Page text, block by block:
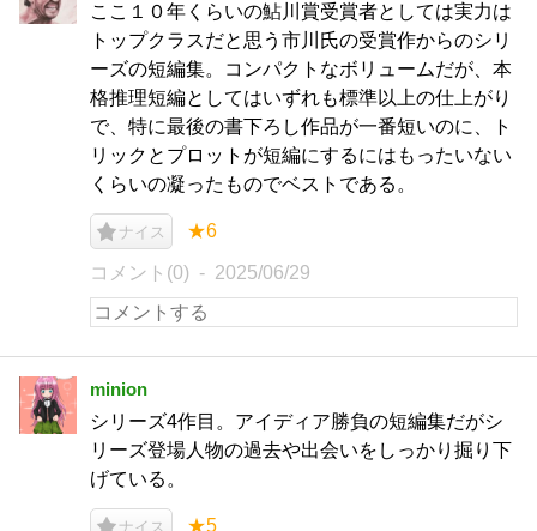
ここ１０年くらいの鮎川賞受賞者としては実力は
トップクラスだと思う市川氏の受賞作からのシリ
ーズの短編集。コンパクトなボリュームだが、本
格推理短編としてはいずれも標準以上の仕上がり
で、特に最後の書下ろし作品が一番短いのに、ト
リックとプロットが短編にするにはもったいない
くらいの凝ったものでベストである。
ナイス ★6
コメント(0) 2025/06/29
minion
シリーズ4作目。アイディア勝負の短編集だがシ
リーズ登場人物の過去や出会いをしっかり掘り下
げている。
ナイス ★5